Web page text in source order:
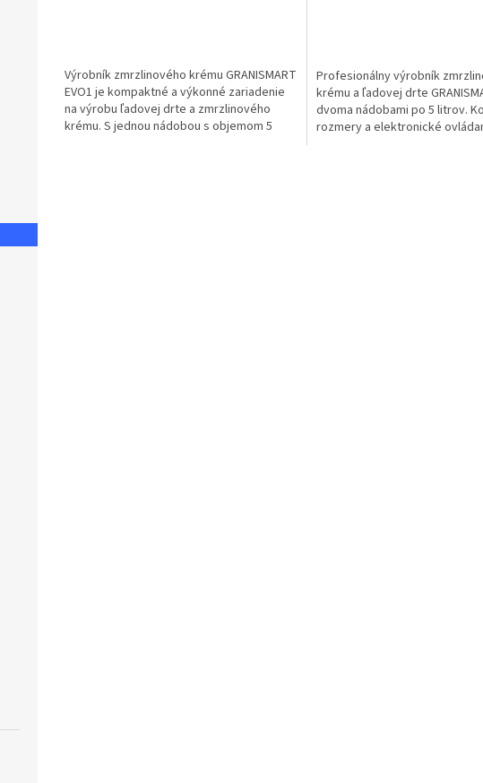
Výrobník zmrzlinového krému GRANISMART
EVO1 je kompaktné a výkonné zariadenie
na výrobu ľadovej drte a zmrzlinového
krému. S jednou nádobou s objemom 5
Profesionálny výrobník
krému a ľadovej drte
dvoma nádobami po 5 litrov.
rozmery a elektronické